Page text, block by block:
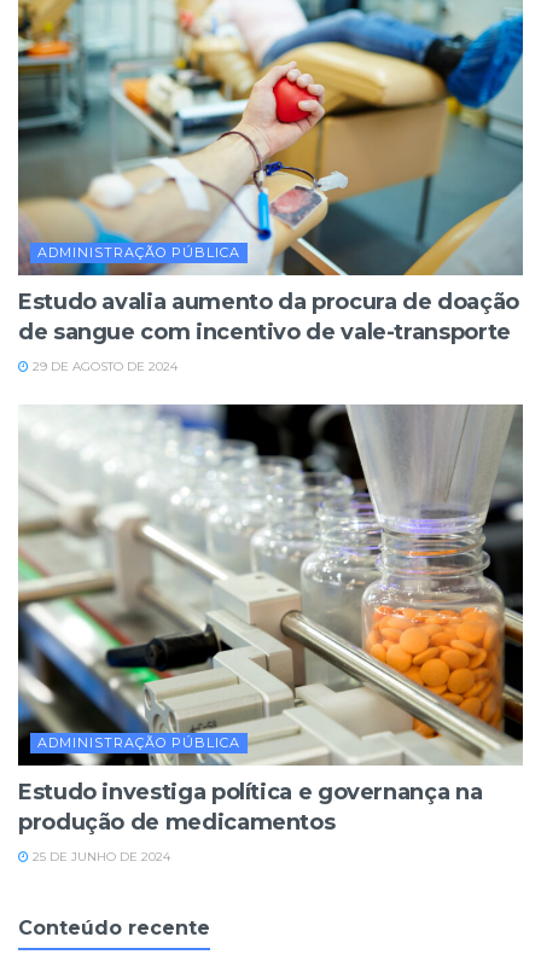
ADMINISTRAÇÃO PÚBLICA
Estudo avalia aumento da procura de doação
de sangue com incentivo de vale-transporte
29 DE AGOSTO DE 2024
ADMINISTRAÇÃO PÚBLICA
Estudo investiga política e governança na
produção de medicamentos
25 DE JUNHO DE 2024
Conteúdo recente